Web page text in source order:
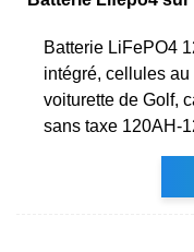
Batterie LiFePO4
intégré, cellules
voiturette de Golf,
sans taxe 120AH-